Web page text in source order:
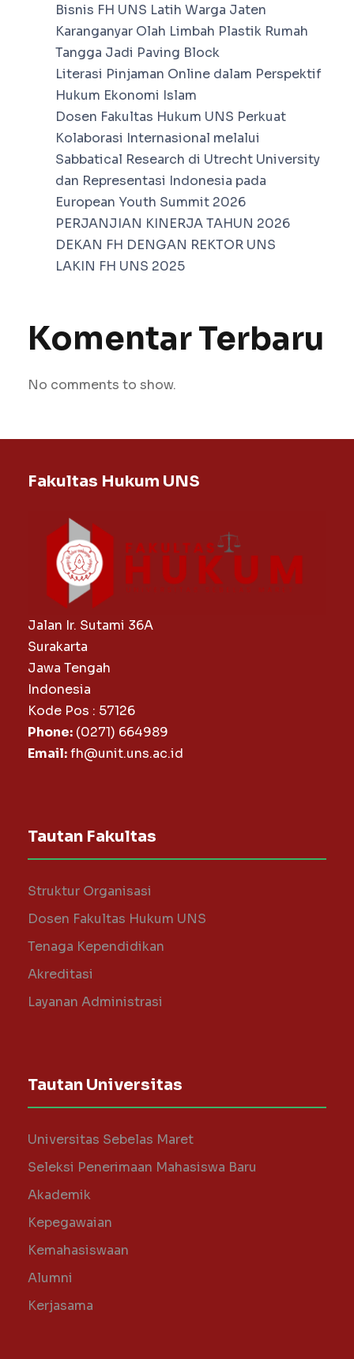
Bisnis FH UNS Latih Warga Jaten
Karanganyar Olah Limbah Plastik Rumah
Tangga Jadi Paving Block
Literasi Pinjaman Online dalam Perspektif
Hukum Ekonomi Islam
Dosen Fakultas Hukum UNS Perkuat
Kolaborasi Internasional melalui
Sabbatical Research di Utrecht University
dan Representasi Indonesia pada
European Youth Summit 2026
PERJANJIAN KINERJA TAHUN 2026
DEKAN FH DENGAN REKTOR UNS
LAKIN FH UNS 2025
Komentar Terbaru
No comments to show.
Fakultas Hukum UNS
Jalan Ir. Sutami 36A
Surakarta
Jawa Tengah
Indonesia
Kode Pos : 57126
Phone: (0271) 664989
Email:fh@unit.uns.ac.id
Tautan Fakultas
Struktur Organisasi
Dosen Fakultas Hukum UNS
Tenaga Kependidikan
Akreditasi
Layanan Administrasi
Tautan Universitas
Universitas Sebelas Maret
Seleksi Penerimaan Mahasiswa Baru
Akademik
Kepegawaian
Kemahasiswaan
Alumni
Kerjasama